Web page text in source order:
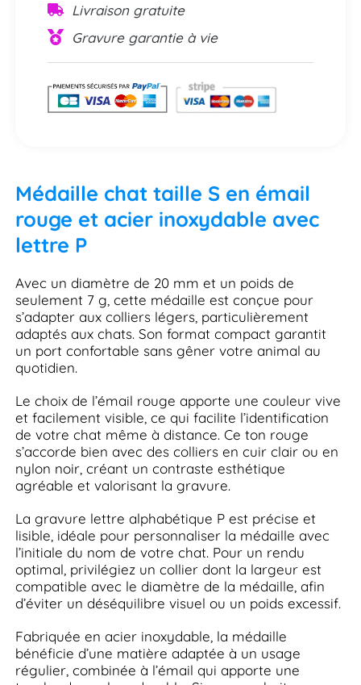
Livraison gratuite
Gravure garantie à vie
Médaille chat taille S en émail
rouge et acier inoxydable avec
lettre P
Avec un diamètre de 20 mm et un poids de
seulement 7 g, cette médaille est conçue pour
s’adapter aux colliers légers, particulièrement
adaptés aux chats. Son format compact garantit
un port confortable sans gêner votre animal au
quotidien.
Le choix de l’émail rouge apporte une couleur vive
et facilement visible, ce qui facilite l’identification
de votre chat même à distance. Ce ton rouge
s’accorde bien avec des colliers en cuir clair ou en
nylon noir, créant un contraste esthétique
agréable et valorisant la gravure.
La gravure lettre alphabétique P est précise et
lisible, idéale pour personnaliser la médaille avec
l’initiale du nom de votre chat. Pour un rendu
optimal, privilégiez un collier dont la largeur est
compatible avec le diamètre de la médaille, afin
d’éviter un déséquilibre visuel ou un poids excessif.
Fabriquée en acier inoxydable, la médaille
bénéficie d’une matière adaptée à un usage
régulier, combinée à l’émail qui apporte une